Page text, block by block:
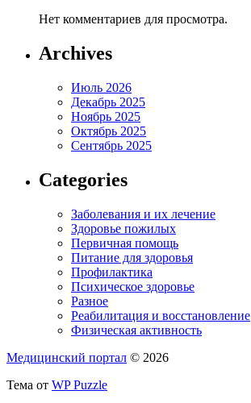
Нет комментариев для просмотра.
Archives
Июль 2026
Декабрь 2025
Ноябрь 2025
Октябрь 2025
Сентябрь 2025
Categories
Заболевания и их лечение
Здоровье пожилых
Первичная помощь
Питание для здоровья
Профилактика
Психическое здоровье
Разное
Реабилитация и восстановление
Физическая активность
Медицинский портал © 2026
Тема от WP Puzzle